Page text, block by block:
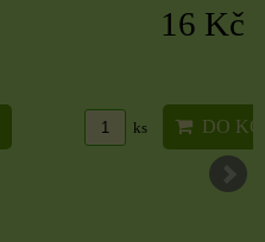
16 Kč
ks DO